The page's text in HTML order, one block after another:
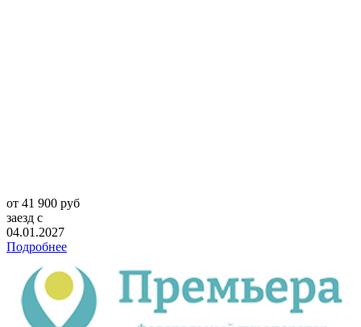
от 41 900 руб
заезд с
04.01.2027
Подробнее